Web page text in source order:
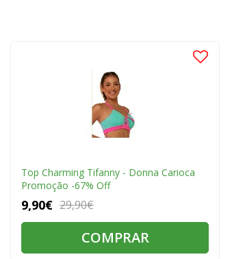
Top Charming Tifanny - Donna Carioca
Promoção -67% Off
9,90€ 29,90€
COMPRAR